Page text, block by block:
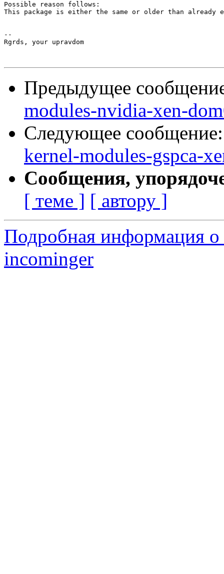
Possible reason follows:
This package is either the same or older than already
--
Rgrds, your upravdom
Предыдущее
modules-nvidia-xen-
Следующее
kernel-modules-gspca-
Сообщения,
[ теме ] [ автору ]
Подробная информация о
incominger